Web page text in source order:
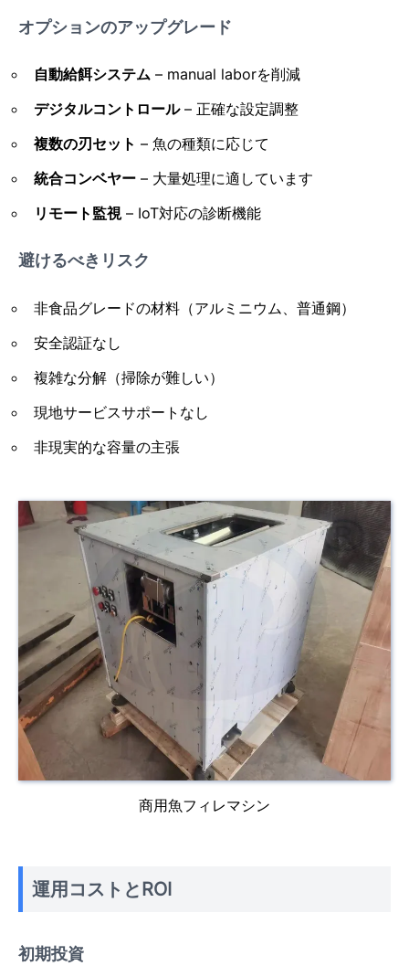
オプションのアップグレード
自動給餌システム – manual laborを削減
デジタルコントロール– 正確な設定調整
複数の刃セット – 魚の種類に応じて
統合コンベヤー – 大量処理に適しています
リモート監視– IoT対応の診断機能
避けるべきリスク
非食品グレードの材料（アルミニウム、普通鋼）
安全認証なし
複雑な分解（掃除が難しい）
現地サービスサポートなし
非現実的な容量の主張
商用魚フィレマシン
運用コストとROI
初期投資